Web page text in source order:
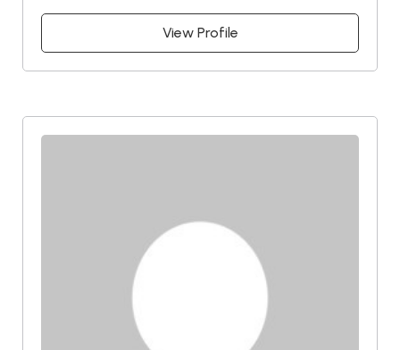
View Profile